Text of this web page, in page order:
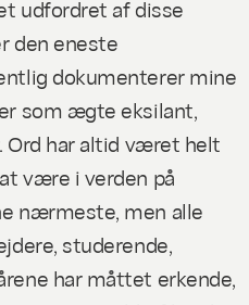
udfordret af disse
den eneste
dokumenterer mine
som ægte eksilant,
Ord har altid været helt
være i verden på
nærmeste, men alle
studerende,
har måttet erkende,